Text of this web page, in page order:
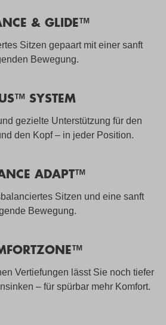
& GLIDE™
Sitzen gepaart mit einer sanft
Bewegung.
SYSTEM
gezielte Unterstützung für den
den Kopf – in jeder Position.
ADAPT™
Sitzen und eine sanft
Bewegung.
Vertiefungen lässt Sie noch tiefer
– für spürbar mehr Komfort.